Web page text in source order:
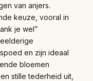
van anjers.
keuze, vooral in
je wel”
en zijn ideaal
bloemen
stille tederheid uit,